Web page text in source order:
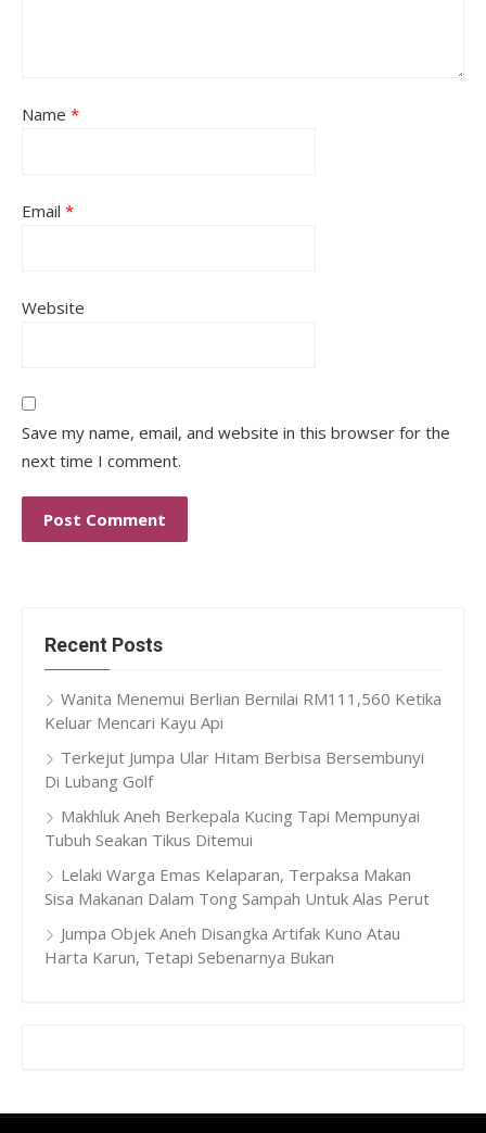
Name *
Email *
Website
Save my name, email, and website in this browser for the
next time I comment.
Recent Posts
Wanita Menemui Berlian Bernilai RM111,560 Ketika
Keluar Mencari Kayu Api
Terkejut Jumpa Ular Hitam Berbisa Bersembunyi
Di Lubang Golf
Makhluk Aneh Berkepala Kucing Tapi Mempunyai
Tubuh Seakan Tikus Ditemui
Lelaki Warga Emas Kelaparan, Terpaksa Makan
Sisa Makanan Dalam Tong Sampah Untuk Alas Perut
Jumpa Objek Aneh Disangka Artifak Kuno Atau
Harta Karun, Tetapi Sebenarnya Bukan